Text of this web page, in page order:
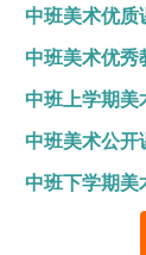
中班美术优质
中班美术优秀
中班上学期美
中班美术公开
中班下学期美